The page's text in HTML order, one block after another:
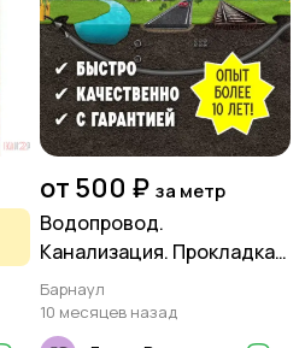
Другое2
от 500 ₽ за метр
Водопровод.
Канализация. Прокладка
труб методом ГНБ
Барнаул
10 месяцев назад